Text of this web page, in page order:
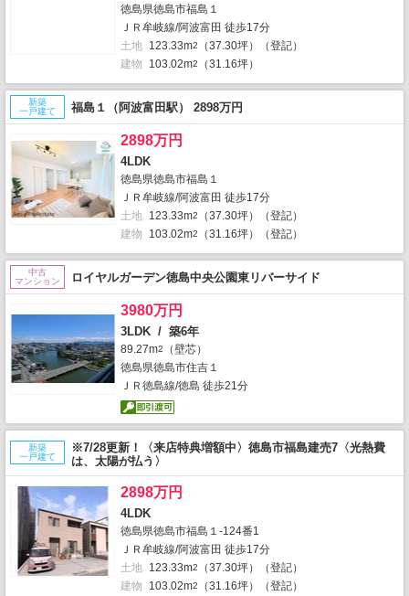
徳島県徳島市福島１
ＪＲ牟岐線/阿波富田 徒歩17分
土地 123.33m2
（37.30坪）（登記）
建物
103.02m2 （31.16坪）
新築
一戸建て
福島１（阿波富田駅） 2898万円
2898万円
4LDK
徳島県徳島市福島１
ＪＲ牟岐線/阿波富田 徒歩17分
土地 123.33m2
（37.30坪）（登記）
建物
103.02m2 （31.16坪）（登記）
中古
マンション
ロイヤルガーデン徳島中央公園東リバーサイド
3980万円
3LDK / 築6年
89.27m2
（壁芯）
徳島県徳島市住吉１
ＪＲ徳島線/徳島 徒歩21分
新築
一戸建て
※7/28更新！〈来店特典増額中〉徳島市福島建売7〈光熱費
は、太陽が払う〉
2898万円
4LDK
徳島県徳島市福島１-124番1
ＪＲ牟岐線/阿波富田 徒歩17分
土地 123.33m2
（37.30坪）（登記）
建物
103.02m2 （31.16坪）（登記）